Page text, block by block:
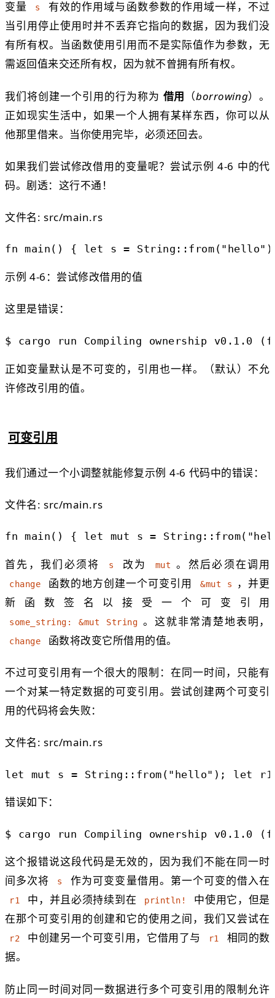
变量 s
有效的作用域与函数参数的作用域一样，不过
当引用停止使用时并不丢弃它指向的数据，因为我们没
有所有权。当函数使用引用而不是实际值作为参数，无
需返回值来交还所有权，因为就不曾拥有所有权。
我们将创建一个引用的行为称为 借用 （borrowing）。
正如现实生活中，如果一个人拥有某样东西，你可以从
他那里借来。当你使用完毕，必须还回去。
如果我们尝试修改借用的变量呢？尝试示例 4-6 中的代
码。剧透：这行不通！
文件名: src/main.rs
fn main () { let s = String :: from ( "hello"
示例 4-6：尝试修改借用的值
这里是错误：
$ cargo run Compiling ownership v0.1.0
正如变量默认是不可变的，引用也一样。（默认）不允
许修改引用的值。
可变引用
我们通过一个小调整就能修复示例 4-6 代码中的错误：
文件名: src/main.rs
fn main () { let mut s = String :: from(
首先，我们必须将 s 改为 mut 。然后必须在调用
change 函数的地方创建一个可变引用 &mut s
，并更
新函数签名以接受一个可变引用
some_string: &mut String 。这就非常清楚地表明，
change 函数将改变它所借用的值。
不过可变引用有一个很大的限制：在同一时间，只能有
一个对某一特定数据的可变引用。尝试创建两个可变引
用的代码将会失败：
文件名: src/main.rs
let mut s = String :: from ( "hello" ); let r1
错误如下：
$ cargo run Compiling ownership v0.1.0
这个报错说这段代码是无效的，因为我们不能在同一时
间多次将
s 作为可变变量借用。第一个可变的借入在
r1 中，并且必须持续到在 println!
中使用它，但是
在那个可变引用的创建和它的使用之间，我们又尝试在
r2 中创建另一个可变引用，它借用了与 r1
相同的数
据。
防止同一时间对同一数据进行多个可变引用的限制允许